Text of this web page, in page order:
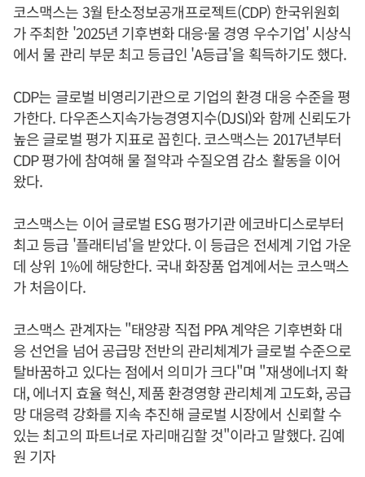
코스맥스는 3월 탄소정보공개프로젝트(CDP) 한국위원회
가 주최한 '2025년 기후변화 대응·물 경영 우수기업' 시상식
에서 물 관리 부문 최고 등급인 'A등급'을 획득하기도 했다.
CDP는 글로벌 비영리기관으로 기업의 환경 대응 수준을 평
가한다. 다우존스지속가능경영지수(DJSI)와 함께 신뢰도가
높은 글로벌 평가 지표로 꼽힌다. 코스맥스는 2017년부터
CDP 평가에 참여해 물 절약과 수질오염 감소 활동을 이어
왔다.
코스맥스는 이어 글로벌 ESG 평가기관 에코바디스로부터
최고 등급 '플래티넘'을 받았다. 이 등급은 전세계 기업 가운
데 상위 1%에 해당한다. 국내 화장품 업계에서는 코스맥스
가 처음이다.
코스맥스 관계자는 "태양광 직접 PPA 계약은 기후변화 대
응 선언을 넘어 공급망 전반의 관리체계가 글로벌 수준으로
탈바꿈하고 있다는 점에서 의미가 크다"며 "재생에너지 확
대, 에너지 효율 혁신, 제품 환경영향 관리체계 고도화, 공급
망 대응력 강화를 지속 추진해 글로벌 시장에서 신뢰할 수
있는 최고의 파트너로 자리매김할 것"이라고 말했다. 김예
원 기자